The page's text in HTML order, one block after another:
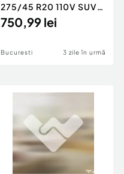
275/45 R20 110V SUV
WINTER IARNA 4X4
750,99 lei
Bucuresti 3 zile în urmă